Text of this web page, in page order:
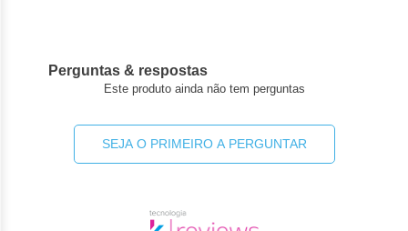
durante o tratamento, informe o seu médico imediatamente.
e durante 1 semana após a última dose. Se a sua parceira
engravidar durante o seu tratamento com KOSELUGO,
informe o seu médico imediatamente.
porque KOSELUGO pode prejudicar o feto. O seu médico pode
Perguntas & respostas
Este produto ainda não tem perguntas
SEJA O PRIMEIRO A PERGUNTAR